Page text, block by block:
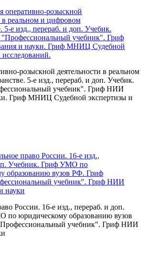
розыскной деятельности в реальном
5-е изд., перераб. и доп. Учебик.
учебник". Гриф НИИ
Гриф МНИЦ Судебной экспертизы и
России. 16-е изд., перераб. и доп.
юридическому образованию вузов
учебник". Гриф НИИ